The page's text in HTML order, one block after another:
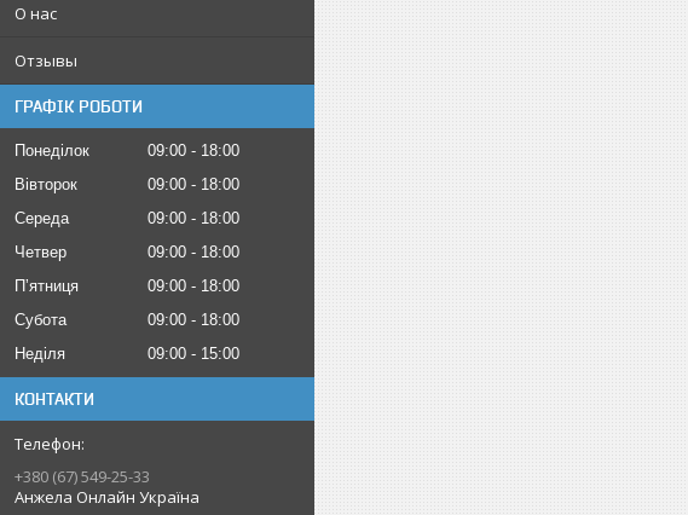
О нас
Отзывы
ГРАФІК РОБОТИ
Понеділок 09:00
18:00
Вівторок
09:00
18:00
Середа
09:00
18:00
Четвер
09:00
18:00
Пʼятниця
09:00
18:00
Субота
09:00
18:00
Неділя
09:00 15:00
КОНТАКТИ
+380 (67) 549-25-33
Анжела Онлайн Україна